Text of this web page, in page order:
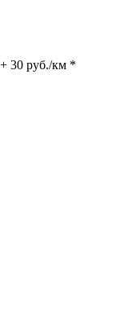
30 руб./км *